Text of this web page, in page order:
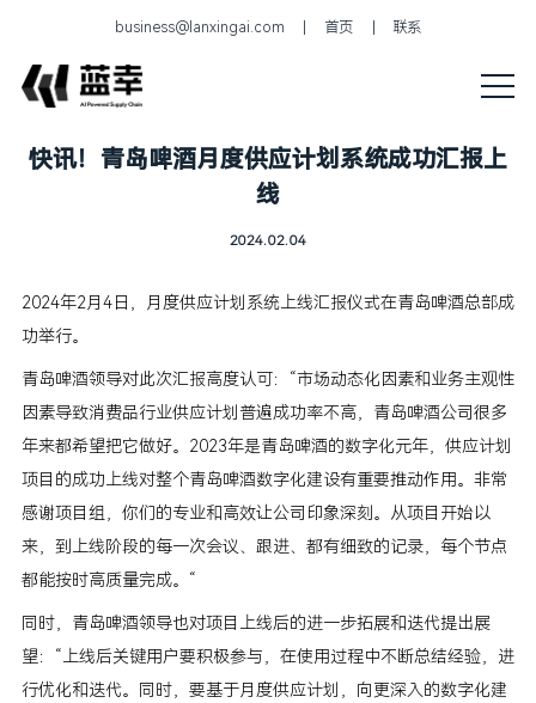
business@lanxingai.com 首页 联系
快讯！青岛啤酒月度供应计划系统成功汇报上
线
2024.02.04
2024年2月4日，月度供应计划系统上线汇报仪式在青岛啤酒总部成
功举行。
青岛啤酒领导对此次汇报高度认可：“市场动态化因素和业务主观性
因素导致消费品行业供应计划普遍成功率不高，青岛啤酒公司很多
年来都希望把它做好。2023年是青岛啤酒的数字化元年，供应计划
项目的成功上线对整个青岛啤酒数字化建设有重要推动作用。非常
感谢项目组，你们的专业和高效让公司印象深刻。从项目开始以
来，到上线阶段的每一次会议、跟进、都有细致的记录，每个节点
都能按时高质量完成。“
同时，青岛啤酒领导也对项目上线后的进一步拓展和迭代提出展
望：“上线后关键用户要积极参与，在使用过程中不断总结经验，进
行优化和迭代。同时，要基于月度供应计划，向更深入的数字化建